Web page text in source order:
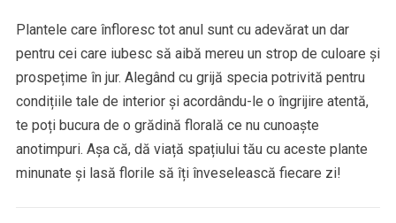
Plantele care înfloresc tot anul sunt cu adevărat un dar
pentru cei care iubesc să aibă mereu un strop de culoare și
prospețime în jur. Alegând cu grijă specia potrivită pentru
condițiile tale de interior și acordându-le o îngrijire atentă,
te poți bucura de o grădină florală ce nu cunoaște
anotimpuri. Așa că, dă viață spațiului tău cu aceste plante
minunate și lasă florile să îți înveselească fiecare zi!